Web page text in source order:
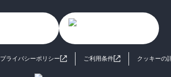
プライバシーポリシー ご利用条件 クッキーの